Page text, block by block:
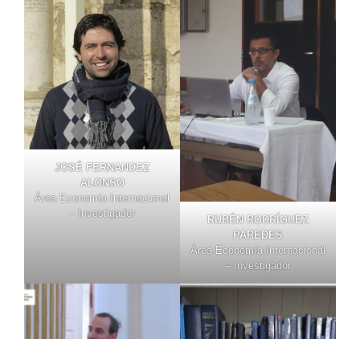
JOSÉ FERNANDEZ
ALONSO
Área Economía Internacional
– Investigador
RUBÉN RODRÍGUEZ
PAREDES
Área Economía Internacional
– Investigador